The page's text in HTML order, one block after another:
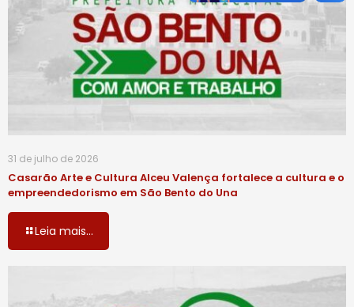
31 de julho de 2026
Casarão Arte e Cultura Alceu Valença fortalece a cultura e o
empreendedorismo em São Bento do Una
Leia mais...